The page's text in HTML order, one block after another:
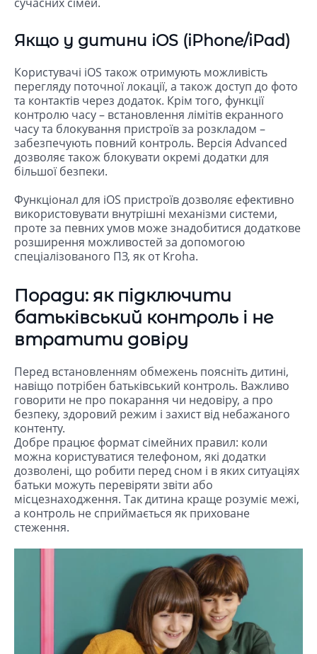
Якщо у дитини iOS (iPhone/iPad)
Користувачі iOS також отримують можливість
перегляду поточної локації, а також доступ до фото
та контактів через додаток. Крім того, функції
контролю часу – встановлення лімітів екранного
часу та блокування пристроїв за розкладом –
забезпечують повний контроль. Версія Advanced
дозволяє також блокувати окремі додатки для
більшої безпеки.
Функціонал для iOS пристроїв дозволяє ефективно
використовувати внутрішні механізми системи,
проте за певних умов може знадобитися додаткове
розширення можливостей за допомогою
спеціалізованого ПЗ, як от Kroha.
Поради: як підключити
батьківський контроль і не
втратити довіру
Перед встановленням обмежень поясніть дитині,
навіщо потрібен батьківський контроль. Важливо
говорити не про покарання чи недовіру, а про
безпеку, здоровий режим і захист від небажаного
контенту.
Добре працює формат сімейних правил: коли
можна користуватися телефоном, які додатки
дозволені, що робити перед сном і в яких ситуаціях
батьки можуть перевіряти звіти або
місцезнаходження. Так дитина краще розуміє межі,
а контроль не сприймається як приховане
стеження.